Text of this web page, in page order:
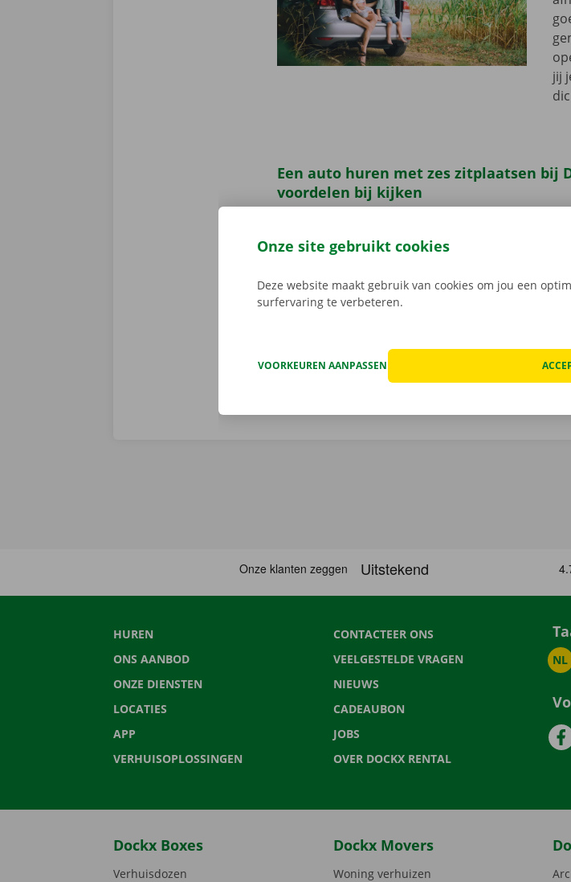
jij
Een auto huren met zes zitplaatsen bij
voordelen bij kijken
Naast transparante prijzen bevat je
24/7 - met een glimlach - bereikbaar op onze
verantwoordelijk zijn voor schade die eerder
niet inbegrepen is in je huurprijs op
HUREN
ONS AANBOD
ONZE DIENSTEN
LOCATIES
APP
VERHUISOPLOSSINGEN
CONTACTEER ONS
VEELGESTELDE VRAGEN
NIEUWS
CADEAUBON
JOBS
OVER DOCKX RENTAL
NL
Dockx Boxes
Verhuisdozen
Dockx Movers
Woning verhuizen
Onze site gebruikt cookies
Deze website maakt gebruik van cookies om jou een
surfervaring te verbeteren.
VOORKEUREN AANPASSEN